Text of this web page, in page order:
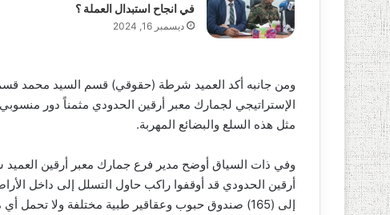
في انجاح استبدال العملة ؟
ديسمبر 16, 2024
ومن جانبه أكد العميد شرطة (حقوقي) قسم السيد محمد قسم
الإستراتيجي لجمارك معبر أرقين الحدودي مثمناً دور
مثل هذه السلع والبضائع المهربة.
وفي ذات السياق أوضح مدير فرع جمارك معبر أرقين العميد
إلى (165) صندوق حبوب وعقاقير طبية مختلفة ولا